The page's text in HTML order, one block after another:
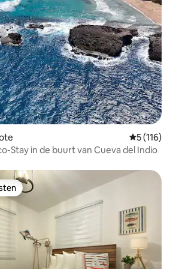
5 (116)
Stay in de buurt van Cueva del Indio